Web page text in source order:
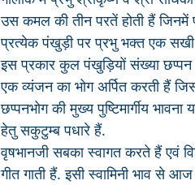
उस कमल की तीन परतें होती हैं जिनमें
प्रत्येक पंखुड़ी पर प्रभु भक्त एक
इस प्रकार कुल पंखुड़ियों संख्या छप्पन
एक व्यंजन का भोग अर्पित करती हैं
छप्पनभोग की मुख्य पुष्टिमार्गीय
हेतु सकुटुम्ब पधारे हैं.
वृषभानजी सबका स्वागत करते हैं एवं
गीत गाती हैं. इसी स्वामिनी भाव से